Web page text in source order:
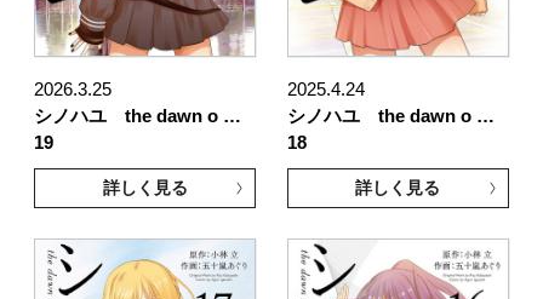
2026.3.25
シノハユ the dawn o …
19
詳しく見る
2025.4.24
シノハユ the dawn o …
18
詳しく見る